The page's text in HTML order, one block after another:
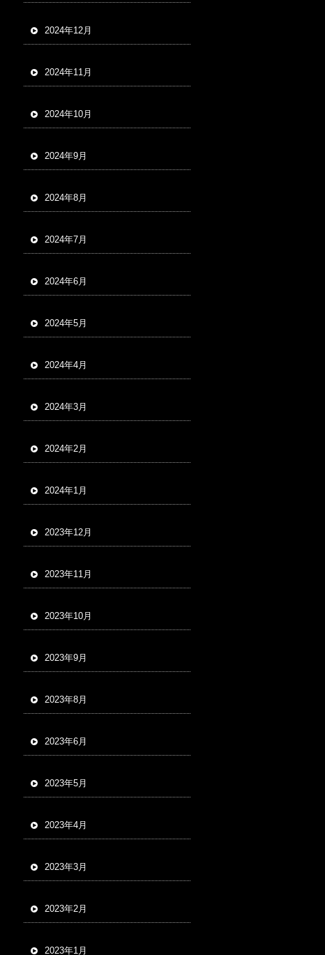
2024年12月
2024年11月
2024年10月
2024年9月
2024年8月
2024年7月
2024年6月
2024年5月
2024年4月
2024年3月
2024年2月
2024年1月
2023年12月
2023年11月
2023年10月
2023年9月
2023年8月
2023年6月
2023年5月
2023年4月
2023年3月
2023年2月
2023年1月